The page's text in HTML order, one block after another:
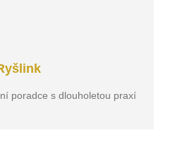
poradce s dlouholetou praxí